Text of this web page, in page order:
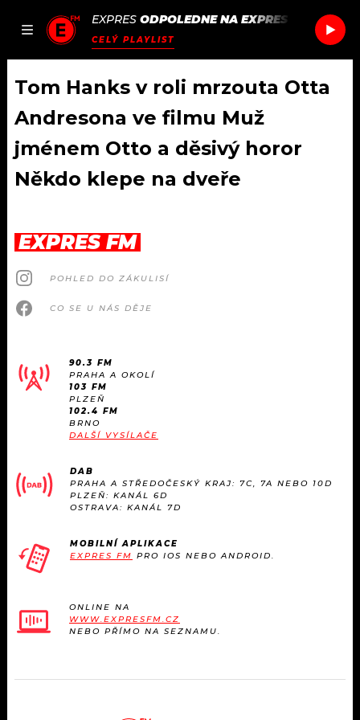
JAK
SEZNAM.CZ
EXPRES ODPOLEDNE NA EXPRES FM /
CELÝ PLAYLIST
DOMŮ
ČLÁNKY
HUDBA
ROZHOVORY
KALENDÁŘ
TRENDY
MIX
RÁDIO
PROGRAM
PLAYLIST
Tom Hanks v roli mrzouta Otta
Andresona ve filmu Muž
jménem Otto a děsivý horor
Někdo klepe na dveře
EXPRES FM
POHLED DO ZÁKULISÍ
CO SE U NÁS DĚJE
90.3 FM
PRAHA A OKOLÍ
103 FM
PLZEŇ
102.4 FM
BRNO
DALŠÍ VYSÍLAČE
DAB
PRAHA A STŘEDOČESKÝ KRAJ: 7C, 7A NEBO 10D
PLZEŇ: KANÁL 6D
OSTRAVA: KANÁL 7D
MOBILNÍ APLIKACE
EXPRES FM PRO IOS NEBO ANDROID.
ONLINE NA
WWW.EXPRESFM.CZ
NEBO PŘÍMO NA SEZNAMU.